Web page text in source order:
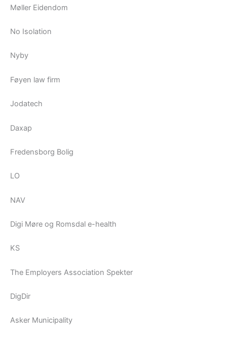
Møller Eidendom
No Isolation
Nyby
Føyen law firm
Jodatech
Daxap
Fredensborg Bolig
LO
NAV
Digi Møre og Romsdal e-health
KS
The Employers Association Spekter
DigDir
Asker Municipality